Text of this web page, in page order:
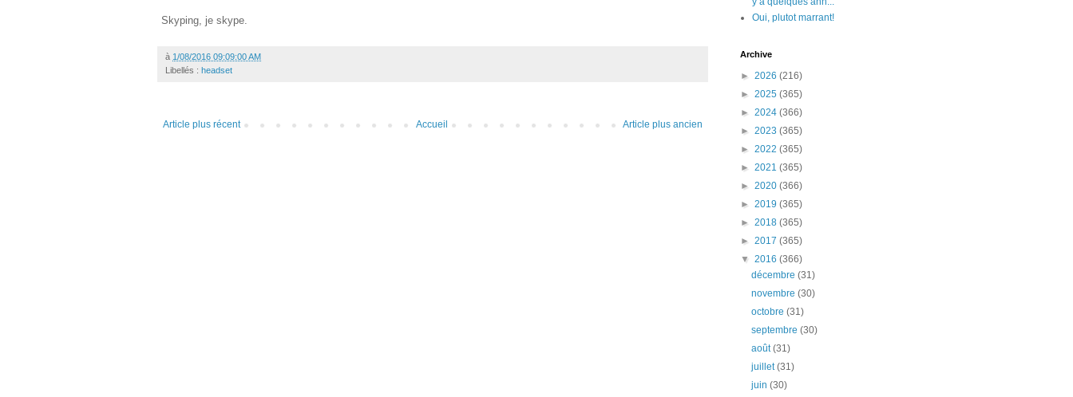
Skyping, je skype.
à 1/08/2016 09:09:00 AM
Libellés : headset
Article plus récent Article plus ancien
Accueil
Oui, plutot marrant!
Archive
► 2026 (216)
► 2025 (365)
► 2024 (366)
► 2023 (365)
► 2022 (365)
► 2021 (365)
► 2020 (366)
► 2019 (365)
► 2018 (365)
► 2017 (365)
▼ 2016 (366)
décembre(31)
novembre(30)
octobre(31)
septembre(30)
août(31)
juillet(31)
juin(30)